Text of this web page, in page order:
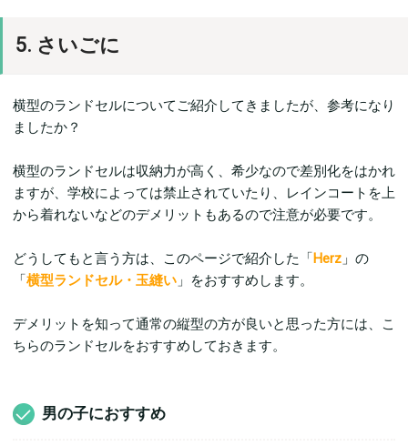
5. さいごに
横型のランドセルについてご紹介してきましたが、参考になり
ましたか？
横型のランドセルは収納力が高く、希少なので差別化をはかれ
ますが、学校によっては禁止されていたり、レインコートを上
から着れないなどのデメリットもあるので注意が必要です。
どうしてもと言う方は、このページで紹介した「Herz 」の
「横型ランドセル・玉縫い 」をおすすめします。
デメリットを知って通常の縦型の方が良いと思った方には、こ
ちらのランドセルをおすすめしておきます。
男の子におすすめ